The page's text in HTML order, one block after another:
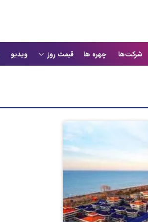
شرکت‌ها چهره ها قیمت روز ویدیو